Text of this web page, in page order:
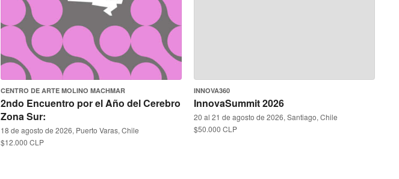
CENTRO DE ARTE MOLINO MACHMAR
2ndo Encuentro por el Año del Cerebro
Zona Sur:
18 de agosto de 2026, Puerto Varas, Chile
$12.000 CLP
INNOVA360
InnovaSummit 2026
20 al 21 de agosto de 2026, Santiago, Chile
$50.000 CLP